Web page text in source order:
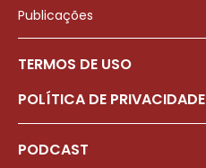
Publicações
TERMOS DE USO
POLÍTICA DE PRIVACIDADE
PODCAST